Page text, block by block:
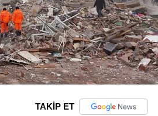
TAKİP ET